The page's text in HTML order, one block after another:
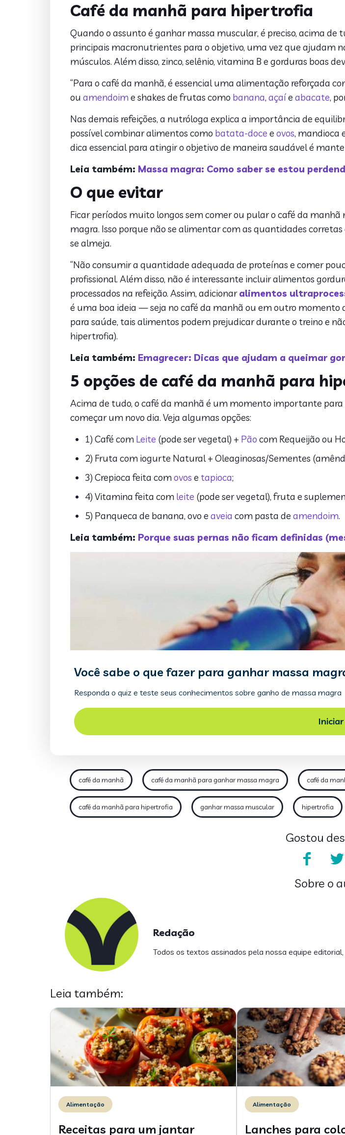
Café da manhã para hipertrofia
Quando o assunto é ganhar massa muscular, é preciso, acima de
principais macronutrientes para o objetivo, uma vez que ajudam
músculos. Além disso, zinco, selênio, vitamina B e gorduras boas
“Para o café da manhã, é essencial uma alimentação reforçada
ou amendoime shakes de frutas como banana, açaíe abacate,
Nas demais refeições, a nutróloga explica a importância de
possível combinar alimentos como batata-doce e ovos, mandioca
dica essencial para atingir o objetivo de maneira saudável é
Leia também: Massa magra: Como saber se estou
O que evitar
Ficar períodos muito longos sem comer ou pular o café da
magra. Isso porque não se alimentar com as quantidades
se almeja.
“Não consumir a quantidade adequada de proteínas e comer
profissional. Além disso, não é interessante incluir alimentos
processados na refeição. Assim, adicionaralimentos
é uma boa ideia — seja no café da manhã ou em outro momento
para saúde, tais alimentos podem prejudicar durante o treino e
hipertrofia).
Leia também: Emagrecer: Dicas que ajudam a queimar
5 opções de café da manhã para
Acima de tudo, o café da manhã é um momento importante para
começar um novo dia. Veja algumas opções:
1) Café com Leite (pode ser vegetal) + Pão com Requeijão ou
2) Fruta com iogurte Natural + Oleaginosas/Sementes
3) Crepioca feita comovos e tapioca;
4) Vitamina feita com leite (pode ser vegetal), fruta e
5) Panqueca de banana, ovo e aveia com pasta de amendoim.
Leia também: Porque suas pernas não ficam definidas
café da manhã café da manhã para ganhar massa magra café da
café da manhã para hipertrofia ganhar massa muscular hipertrofia
Gostou
Sobre o
Redação
Todos os textos assinados pela nossa equipe
Leia também:
Alimentação
Receitas para um jantar
Alimentação
Lanches para